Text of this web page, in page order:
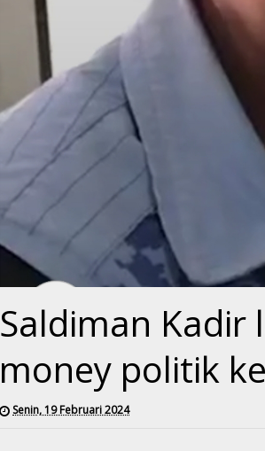
Saldiman
money politik
Senin, 19 Februari 2024